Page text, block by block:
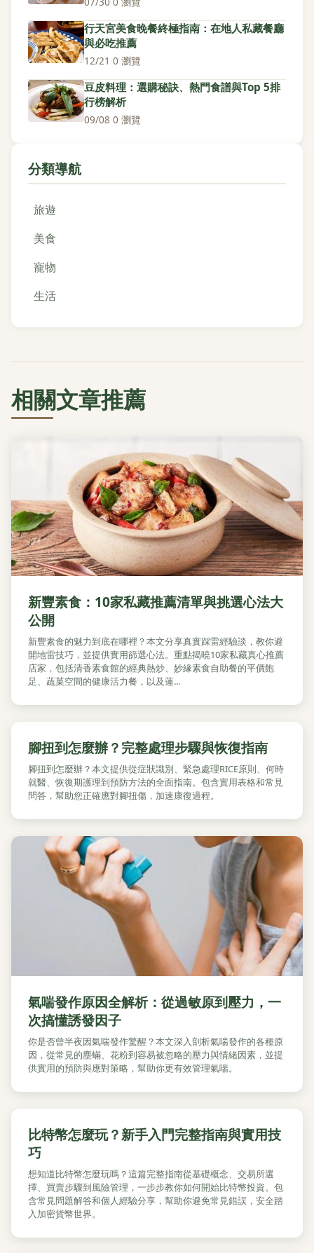
行天宮美食晚餐終極指南：在地人私藏餐廳
與必吃推薦
12/21 ·0 瀏覽
豆皮料理：選購秘訣、熱門食譜與Top 5排
行榜解析
09/08·0 瀏覽
分類導航
旅遊
美食
寵物
生活
相關文章推薦
新豐素食：10家私藏推薦清單與挑選心法大
公開
新豐素食的魅力到底在哪裡？本文分享真實踩雷經驗談，教你避
開地雷技巧，並提供實用篩選心法。重點揭曉10家私藏真心推薦
店家，包括清香素食館的經典熱炒、妙緣素食自助餐的平價飽
足、蔬菓空間的健康活力餐，以及蓮...
腳扭到怎麼辦？完整處理步驟與恢復指南
腳扭到怎麼辦？本文提供從症狀識別、緊急處理RICE原則、何時
就醫、恢復期護理到預防方法的全面指南。包含實用表格和常見
問答，幫助您正確應對腳扭傷，加速康復過程。
氣喘發作原因全解析：從過敏原到壓力，一
次搞懂誘發因子
你是否曾半夜因氣喘發作驚醒？本文深入剖析氣喘發作的各種原
因，從常見的塵蟎、花粉到容易被忽略的壓力與情緒因素，並提
供實用的預防與應對策略，幫助你更有效管理氣喘。
比特幣怎麼玩？新手入門完整指南與實用技
巧
想知道比特幣怎麼玩嗎？這篇完整指南從基礎概念、交易所選
擇、買賣步驟到風險管理，一步步教你如何開始比特幣投資。包
含常見問題解答和個人經驗分享，幫助你避免常見錯誤，安全踏
入加密貨幣世界。